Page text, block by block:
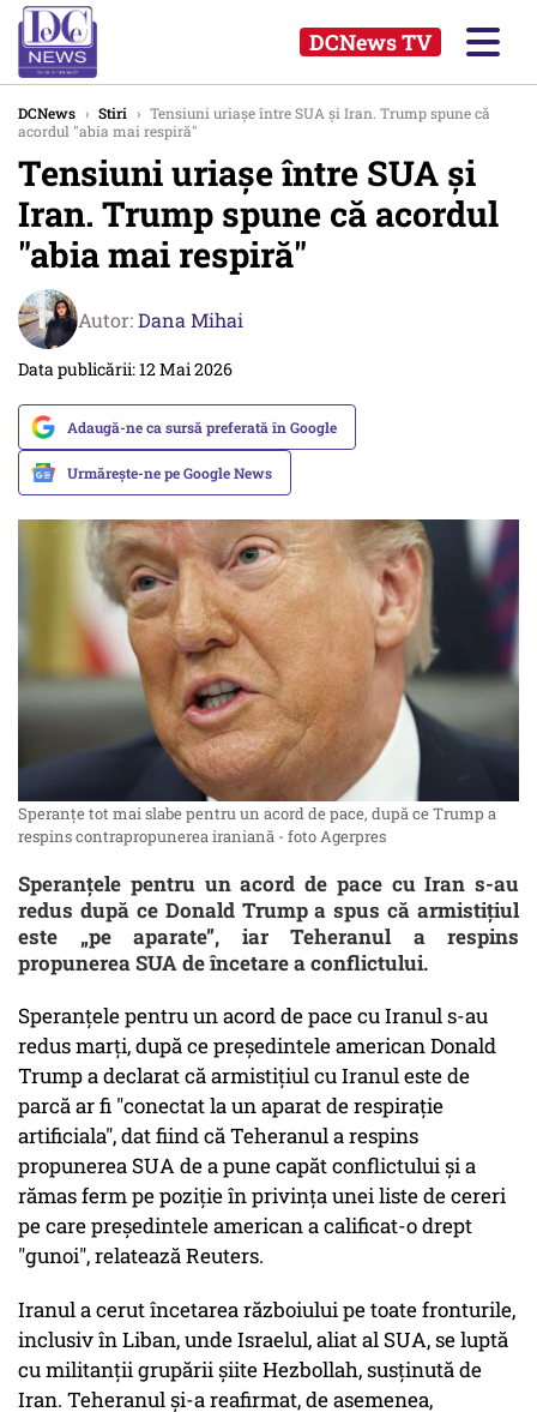
DCNews TV
DCNews › Stiri › Tensiuni uriașe între SUA și Iran. Trump spune că
acordul "abia mai respiră"
Tensiuni uriașe între SUA și
Iran. Trump spune că acordul
"abia mai respiră"
Autor:Dana Mihai
Data publicării: 12 Mai 2026
Adaugă-ne ca sursă preferată în Google
Urmărește-ne pe Google News
Speranţe tot mai slabe pentru un acord de pace, după ce Trump a
respins contrapropunerea iraniană - foto Agerpres
Speranțele pentru un acord de pace cu Iran s-au
redus după ce Donald Trump a spus că armistițiul
este „pe aparate”, iar Teheranul a respins
propunerea SUA de încetare a conflictului.
Speranţele pentru un acord de pace cu Iranul s-au
redus marţi, după ce preşedintele american Donald
Trump a declarat că armistiţiul cu Iranul este de
parcă ar fi "conectat la un aparat de respiraţie
artificiala", dat fiind că Teheranul a respins
propunerea SUA de a pune capăt conflictului şi a
rămas ferm pe poziţie în privinţa unei liste de cereri
pe care preşedintele american a calificat-o drept
"gunoi", relatează Reuters.
Iranul a cerut încetarea războiului pe toate fronturile,
inclusiv în Liban, unde Israelul, aliat al SUA, se luptă
cu militanţii grupării şiite Hezbollah, susţinută de
Iran. Teheranul şi-a reafirmat, de asemenea,